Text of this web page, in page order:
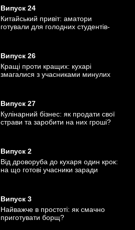
Випуск 24
Китайський привіт: аматори
готували для голодних студентів-
Випуск 26
Кращі проти кращих: кухарі
змагалися з учасниками минулих
Випуск 27
Кулінарний бізнес: як продати свої
страви та заробити на них гроші?
Випуск 2
Від дроворуба до кухаря один крок:
на що готові учасники заради
Випуск 3
Найважче в простоті: як смачно
приготувати борщ?